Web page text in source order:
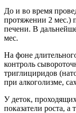
До и во время
протяжении 2 мес.)
печени. В
мес.
На фоне
контроль
триглициридов
при алкоголизме,
У деток,
показатели роста, а